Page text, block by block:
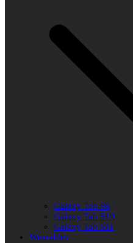
Galaxy Tab S9
Galaxy Tab S10
Galaxy Tab S11
Wearables